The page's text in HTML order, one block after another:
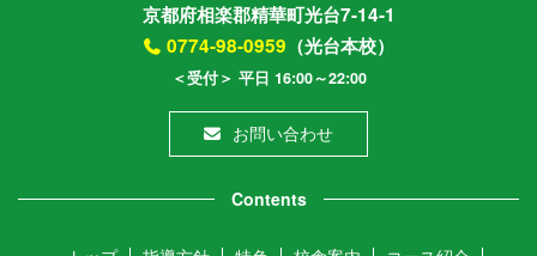
京都府相楽郡精華町光台7-14-1
0774-98-0959 （光台本校）
＜受付＞ 平日 16:00～22:00
お問い合わせ
Contents